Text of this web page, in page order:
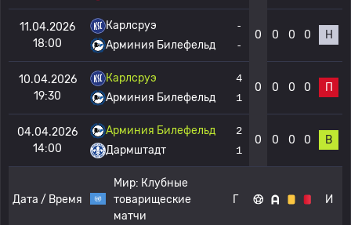
11.04.2026
18:00
Карлсруэ
Арминия Билефельд
-
-
0 0 0 0 Н
10.04.2026
19:30
Карлсруэ
Арминия Билефельд
4
1
0 0 0 0 П
04.04.2026
14:00
Арминия Билефельд
Дармштадт
2
1
0 0 0 0 В
Дата / Время
Мир: Клубные
товарищеские
матчи
Г И